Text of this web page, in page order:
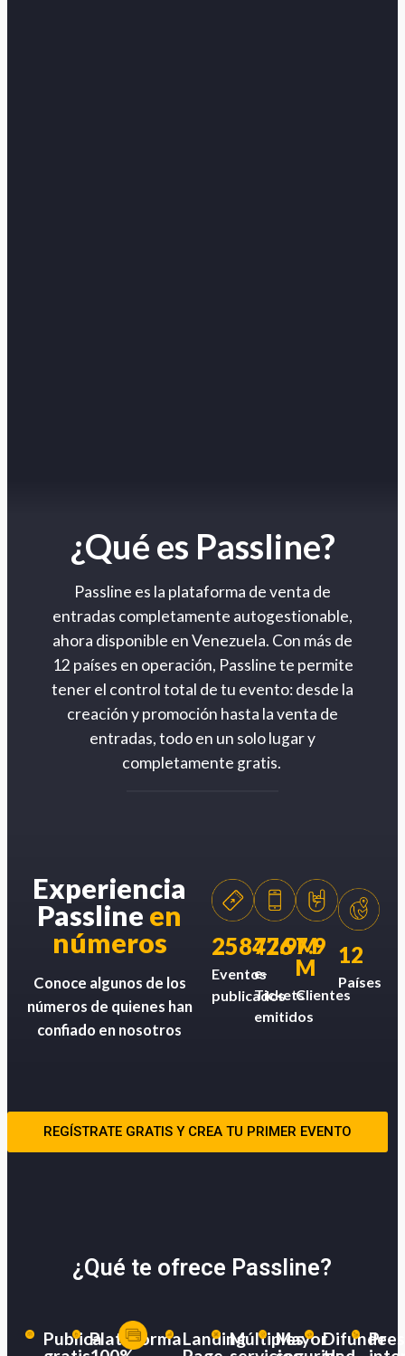
¿Qué es Passline?
Passline es la plataforma de venta de
entradas completamente autogestionable,
ahora disponible en Venezuela. Con más de
12 países en operación, Passline te permite
tener el control total de tu evento: desde la
creación y promoción hasta la venta de
entradas, todo en un solo lugar y
completamente gratis.
Experiencia
Passline en
números
Conoce algunos de los
números de quienes han
confiado en nosotros
258426
Eventos
publicados
77.9M
e-
Tickets
emitidos
7.9
M
Clientes
12
Países
REGÍSTRATE GRATIS Y CREA TU PRIMER EVENTO
¿Qué te ofrece Passline?
PublicaPlataformaLandingMúltiplesMayorDifunde